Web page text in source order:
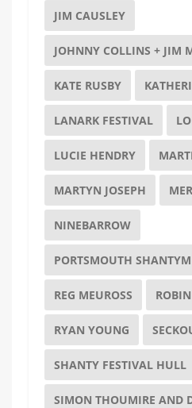
JIM CAUSLEY
JOHNNY COLLINS + JIM
KATE RUSBY
LANARK FESTIVAL
LUCIE HENDRY
MARTYN JOSEPH
NINEBARROW
PORTSMOUTH
REG MEUROSS
RYAN YOUNG
SHANTY FESTIVAL HULL
SIMON THOUMIRE AND